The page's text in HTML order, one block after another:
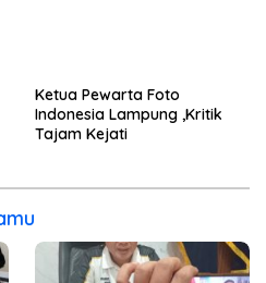
Ketua Pewarta Foto
Indonesia Lampung ,Kritik
Tajam Kejati